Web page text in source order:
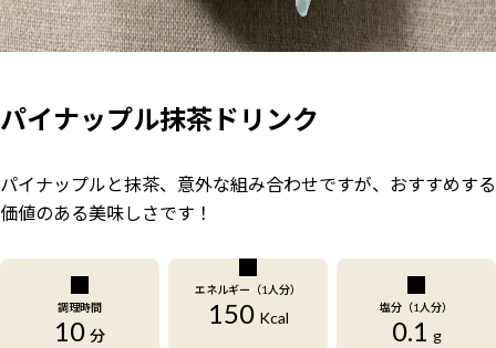
パイナップル抹茶ドリンク
パイナップルと抹茶、意外な組み合わせですが、おすすめする
価値のある美味しさです！
調理時間
10 分
エネルギー（1人分）
150 Kcal
塩分（1人分）
0.1 g